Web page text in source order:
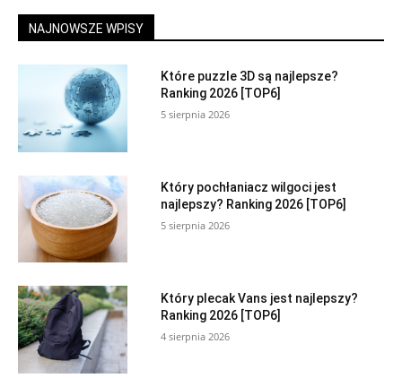
NAJNOWSZE WPISY
Które puzzle 3D są najlepsze?
Ranking 2026 [TOP6]
5 sierpnia 2026
Który pochłaniacz wilgoci jest
najlepszy? Ranking 2026 [TOP6]
5 sierpnia 2026
Który plecak Vans jest najlepszy?
Ranking 2026 [TOP6]
4 sierpnia 2026